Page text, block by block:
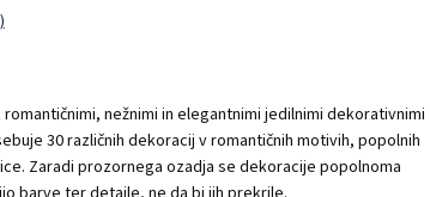
nežnimi in elegantnimi jedilnimi dekorativnimi
30 različnih dekoracij v romantičnih motivih, popolnih
Zaradi prozornega ozadja se dekoracije popolnoma